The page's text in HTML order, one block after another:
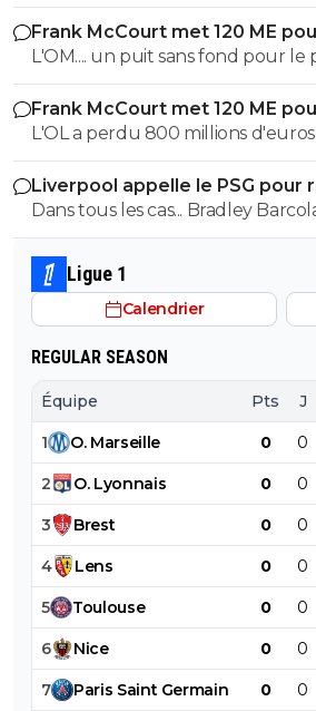
etait top mais depuis quelques
et bon vent a lui pour le reste de
Frank McCourt met 120 ME
L'OM.... un puit sans fond pour
Frank McCourt met 120 ME
L'OL a perdu 800 millions d'euros ? 😆🤣😂
milliard tant que tu y es ! ^^
Liverpool appelle le PSG pour
Dans tous les cas... Bradley
qui est vraiment
le PSG a traiter Kylian Mbappé
PSG.
Ligue 1
Calendrier
REGULAR SEASON
Équipe Pts J
1 O. Marseille 0 0
2 O. Lyonnais 0 0
3 Brest 0 0
4 Lens 0 0
5 Toulouse 0 0
6 Nice 0 0
7 Paris Saint Germain 0 0